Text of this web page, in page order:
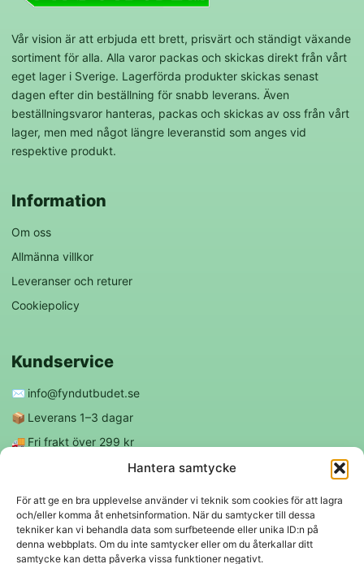
Hantera samtycke
För att ge en bra upplevelse använder vi teknik som cookies för att lagra
och/eller komma åt enhetsinformation. När du samtycker till dessa
tekniker kan vi behandla data som surfbeteende eller unika ID:n på
denna webbplats. Om du inte samtycker eller om du återkallar ditt
samtycke kan detta påverka vissa funktioner negativt.
Vår vision är att erbjuda ett brett, prisvärt och ständigt växande
sortiment för alla. Alla varor packas och skickas direkt från vårt
eget lager i Sverige. Lagerförda produkter skickas senast
dagen efter din beställning för snabb leverans. Även
beställningsvaror hanteras, packas och skickas av oss från vårt
lager, men med något längre leveranstid som anges vid
respektive produkt.
Information
Om oss
Allmänna villkor
Leveranser och returer
Cookiepolicy
Kundservice
✉️ info@fyndutbudet.se
📦 Leverans 1–3 dagar
🚚 Fri frakt över 299 kr
Följ oss